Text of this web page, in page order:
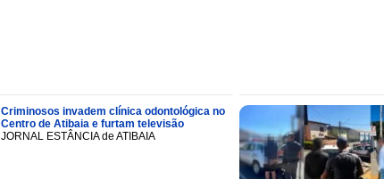
Criminosos invadem clínica odontológica no
Centro de Atibaia e furtam televisão
JORNAL ESTÂNCIA de ATIBAIA